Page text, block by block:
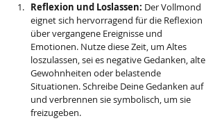
Reflexion und Loslassen: Der Vollmond
eignet sich hervorragend für die Reflexion
über vergangene Ereignisse und
Emotionen. Nutze diese Zeit, um Altes
loszulassen, sei es negative Gedanken, alte
Gewohnheiten oder belastende
Situationen. Schreibe Deine Gedanken auf
und verbrennen sie symbolisch, um sie
freizugeben.